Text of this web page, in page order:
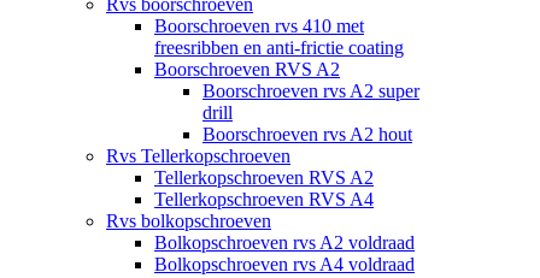
Rvs boorschroeven
Boorschroeven rvs 410 met
freesribben en anti-frictie coating
Boorschroeven RVS A2
Boorschroeven rvs A2 super
drill
Boorschroeven rvs A2 hout
Rvs Tellerkopschroeven
Tellerkopschroeven RVS A2
Tellerkopschroeven RVS A4
Rvs bolkopschroeven
Bolkopschroeven rvs A2 voldraad
Bolkopschroeven rvs A4 voldraad